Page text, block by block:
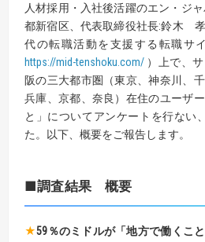
人材採用・入社後活躍のエン・ジ
都新宿区、代表取締役社長:鈴木
代の転職活動を支援する転職サ
https://mid-tenshoku.com/ ）上で、
阪の三大都市圏（東京、神奈川、
兵庫、京都、奈良）在住のユーザ
と」についてアンケートを行ない
た。以下、概要をご報告します。
■調査結果 概要
★59％のミドルが「地方で働くこ